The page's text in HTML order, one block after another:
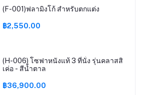
(F-001)ฟลามิงโก้ สำหรับตกแต่ง
฿2,550.00
(H-006) โซฟาหนังแท้ 3 ที่นั่ง รุ่นคลาสสิ
เค่อ - สีน้ำตาล
฿36,900.00